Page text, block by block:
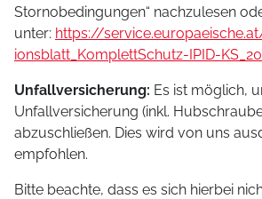
Stornobedingungen“ nachzulesen
unter: https://
ionsblatt_KomplettSchutz-IPID-
Unfallversicherung: Es ist möglich,
Unfallversicherung (inkl.
abzuschließen. Dies wird von uns
empfohlen.
Bitte beachte, dass es sich hierbei